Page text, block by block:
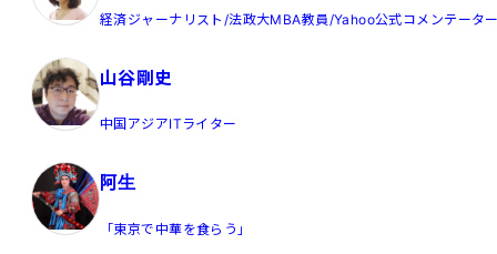
経済ジャーナリスト/法政大MBA教員/Yahoo公式コメンテータ
山谷剛史
中国アジアITライター
阿生
「東京で中華を食らう」